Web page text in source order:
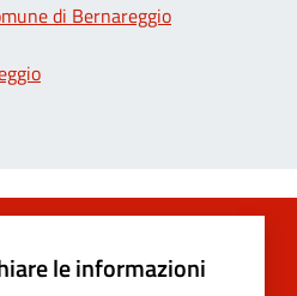
di Bernareggio
le informazioni